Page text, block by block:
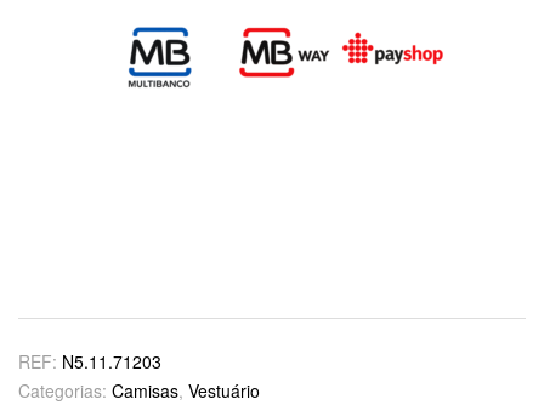
REF: N5.11.71203
Categorias: Camisas, Vestuário